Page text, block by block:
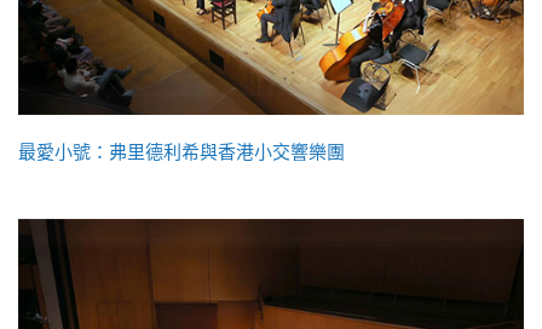
最愛小號：弗里德利希與香港小交響樂團